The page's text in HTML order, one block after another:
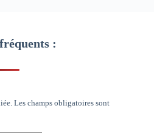
:
Les champs obligatoires sont